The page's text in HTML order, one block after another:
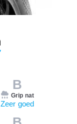
B
Grip nat
Zeer goed